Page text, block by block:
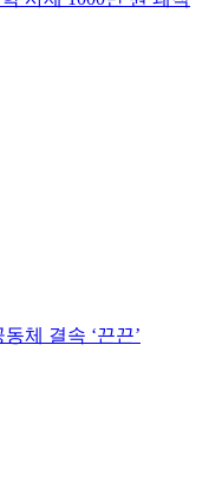
체 결속 ‘끈끈’